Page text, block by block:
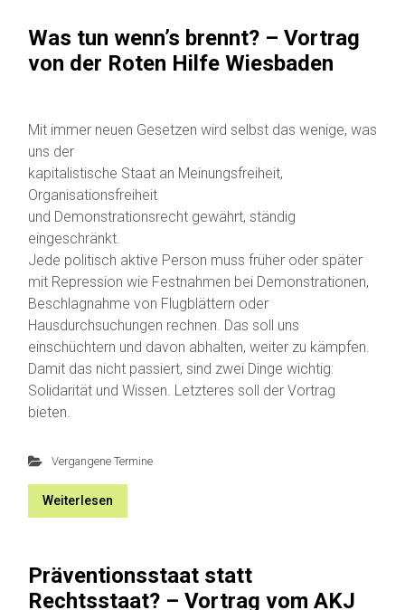
Was tun wenn’s brennt? – Vortrag
von der Roten Hilfe Wiesbaden
Mit immer neuen Gesetzen wird selbst das wenige, was
uns der
kapitalistische Staat an Meinungsfreiheit,
Organisationsfreiheit
und Demonstrationsrecht gewährt, ständig
eingeschränkt.
Jede politisch aktive Person muss früher oder später
mit Repression wie Festnahmen bei Demonstrationen,
Beschlagnahme von Flugblättern oder
Hausdurchsuchungen rechnen. Das soll uns
einschüchtern und davon abhalten, weiter zu kämpfen.
Damit das nicht passiert, sind zwei Dinge wichtig:
Solidarität und Wissen. Letzteres soll der Vortrag
bieten.
Vergangene Termine
Weiterlesen
Präventionsstaat statt
Rechtsstaat? – Vortrag vom AKJ